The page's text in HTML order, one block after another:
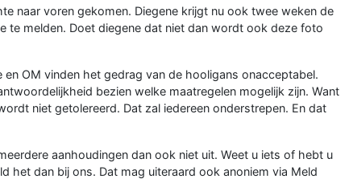
naar voren gekomen. Diegene krijgt nu ook twee weken de
te melden. Doet diegene dat niet dan wordt ook deze foto
OM vinden het gedrag van de hooligans onacceptabel.
bezien welke maatregelen mogelijk zijn. Want
niet getolereerd. Dat zal iedereen onderstrepen. En dat
aanhoudingen dan ook niet uit. Weet u iets of hebt u
het dan bij ons. Dat mag uiteraard ook anoniem via Meld